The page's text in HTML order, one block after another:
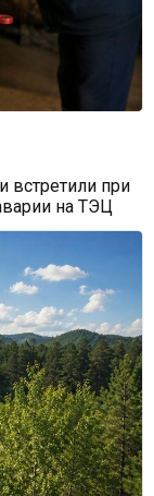
встретили при
на ТЭЦ